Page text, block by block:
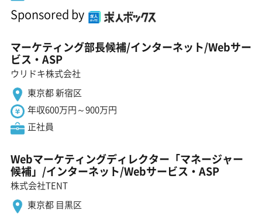
Sponsored by
マーケティング部長候補/インターネット/Webサー
ビス・ASP
ウリドキ株式会社
東京都 新宿区
年収600万円～900万円
正社員
Webマーケティングディレクター「マネージャー
候補」/インターネット/Webサービス・ASP
株式会社TENT
東京都 目黒区